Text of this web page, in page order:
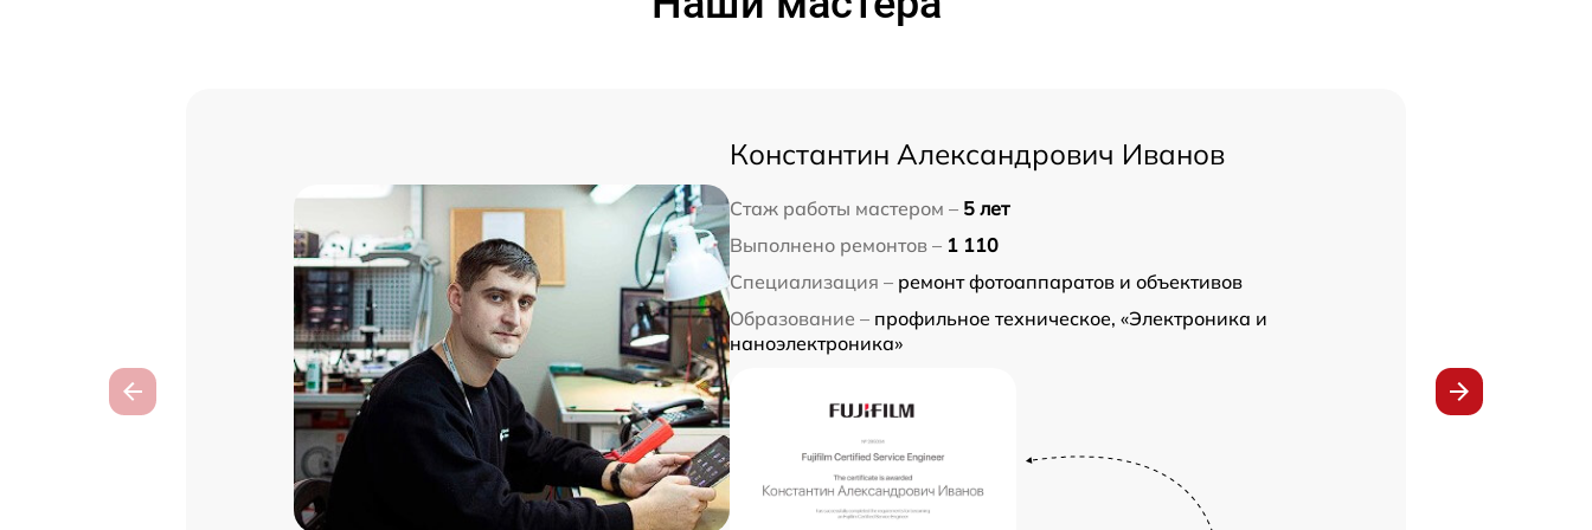
Константин Александрович Иванов
Стаж работы мастером – 5 лет
Выполнено ремонтов – 1 110
Специализация – ремонт фотоаппаратов и объективов
Образование – профильное техническое, «Электроника и
наноэлектроника»